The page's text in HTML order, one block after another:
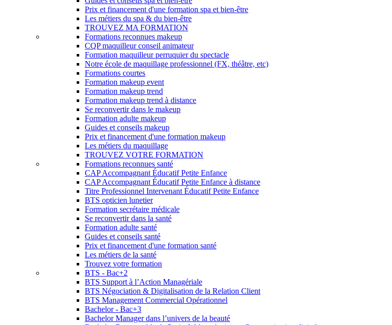
Prix et financement d'une formation spa et bien-être
Les métiers du spa & du bien-être
TROUVEZ MA FORMATION
Formations reconnues makeup
CQP maquilleur conseil animateur
Formation maquilleur perruquier du spectacle
Notre école de maquillage professionnel (FX, théâtre, etc)
Formations courtes
Formation makeup event
Formation makeup trend
Formation makeup trend à distance
Se reconvertir dans le makeup
Formation adulte makeup
Guides et conseils makeup
Prix et financement d'une formation makeup
Les métiers du maquillage
TROUVEZ VOTRE FORMATION
Formations reconnues santé
CAP Accompagnant Éducatif Petite Enfance
CAP Accompagnant Éducatif Petite Enfance à distance
Titre Professionnel Intervenant Éducatif Petite Enfance
BTS opticien lunetier
Formation secrétaire médicale
Se reconvertir dans la santé
Formation adulte santé
Guides et conseils santé
Prix et financement d'une formation santé
Les métiers de la santé
Trouvez votre formation
BTS - Bac+2
BTS Support à l’Action Managériale
BTS Négociation & Digitalisation de la Relation Client
BTS Management Commercial Opérationnel
Bachelor - Bac+3
Bachelor Manager dans l’univers de la beauté